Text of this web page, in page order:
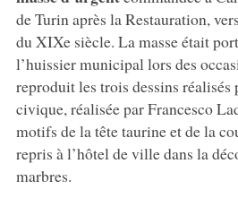
de Turin après la Restauration,
du XIXe siècle. La masse était
l’huissier municipal lors des
reproduit les trois dessins réalisés
civique, réalisée par Francesco
motifs de la tête taurine et de la
repris à l’hôtel de ville dans la
marbres.